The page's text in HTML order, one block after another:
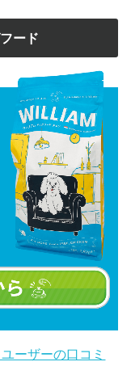
ード
ーザーの口コミ